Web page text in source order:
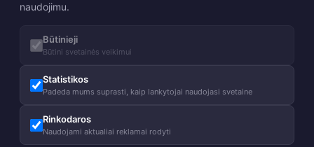
Vyriškas paltas EVAR
157,00€ 169,00€ %
naudojimu.
Būtinieji
Būtini svetainės veikimui
Statistikos
Padeda mums suprasti, kaip lankytojai naudojasi svetaine
Rinkodaros
Naudojami aktualiai reklamai rodyti